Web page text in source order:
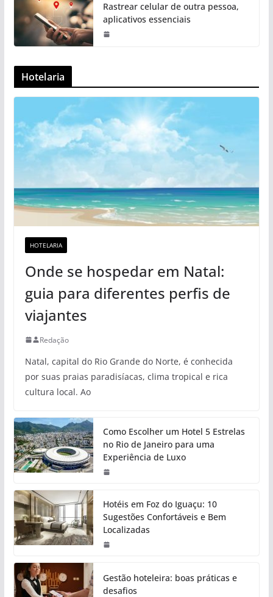
Rastrear celular de outra pessoa,
aplicativos essenciais
Hotelaria
HOTELARIA
Onde se hospedar em Natal:
guia para diferentes perfis de
viajantes
Redação
Natal, capital do Rio Grande do Norte, é conhecida
por suas praias paradisíacas, clima tropical e rica
cultura local. Ao
Como Escolher um Hotel 5 Estrelas
no Rio de Janeiro para uma
Experiência de Luxo
Hotéis em Foz do Iguaçu: 10
Sugestões Confortáveis e Bem
Localizadas
Gestão hoteleira: boas práticas e
desafios